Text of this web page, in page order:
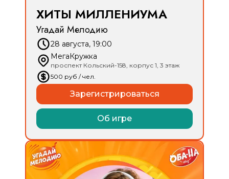
ХИТЫ МИЛЛЕНИУМА
Угадай Мелодию
28 августа, 19:00
МегаКружка
проспект Кольский-158, корпус 1, 3 этаж
500 руб / чел.
Зарегистрироваться
Об игре